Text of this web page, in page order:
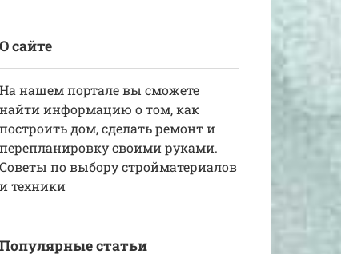
О сайте
На нашем портале вы сможете
найти информацию о том, как
построить дом, сделать ремонт и
перепланировку своими руками.
Советы по выбору стройматериалов
и техники
Популярные статьи